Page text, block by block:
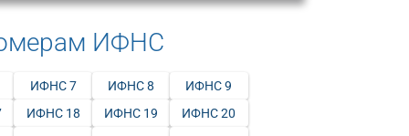
ИФНС
ИФНС 7 ИФНС 8
ИФНС 9
ИФНС 18 ИФНС 19
ИФНС 20